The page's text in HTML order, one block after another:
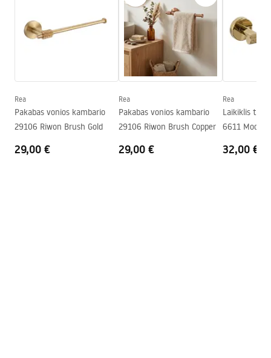
Metalas
Montavimo būdas
Prisukamas
50mm
50mm
Gylis
50mm
Serija
Garantija
24 mėnesių
Rea
Pakabas vonios kambario
29106 Riwon Brush Gold
29,00 €
Rea
Pakabas vonios kambario
29106 Riwon Brush Copper
29,00 €
Rea
Laikiklis
6611
32,00 €